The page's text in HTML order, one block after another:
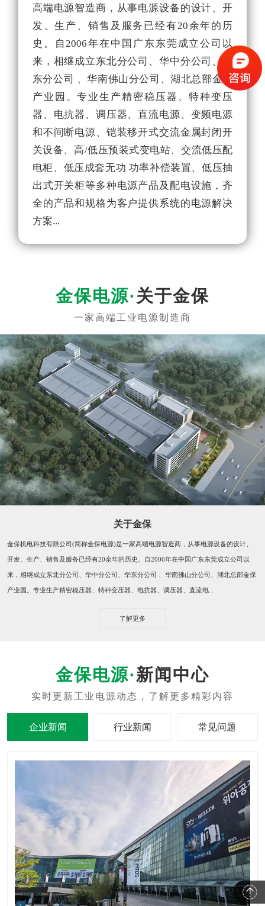
高端电源智造商，从事电源设备的设计、开
发、生产、销售及服务已经有20余年的历
史。自2006年在中国广东东莞成立公司以
来，相继成立东北分公司、华中分公司、华
东分公司 、华南佛山分公司、湖北总部金保
产业园。专业生产精密稳压器、特种变压
器、电抗器、调压器、直流电源、变频电源
和不间断电源、铠装移开式交流金属封闭开
关设备、高/低压预装式变电站、交流低压配
电柜、低压成套无功 功率补偿装置、低压抽
出式开关柜等多种电源产品及配电设施，齐
全的产品和规格为客户提供系统的电源解决
方案...
源
色
关于金保
关于金保
​金保机电科技有限公司(简称金保电源)是一家高端电源智造商，从事电源设备的设计、
开发、生产、销售及服务已经有20余年的历史。自2006年在中国广东东莞成立公司以
来，相继成立东北分公司、华中分公司、华东分公司 、华南佛山分公司、湖北总部金保
产业园。专业生产精密稳压器、特种变压器、电抗器、调压器、直流电...
了解更多
新闻中心
企业新闻 行业新闻 常见问题